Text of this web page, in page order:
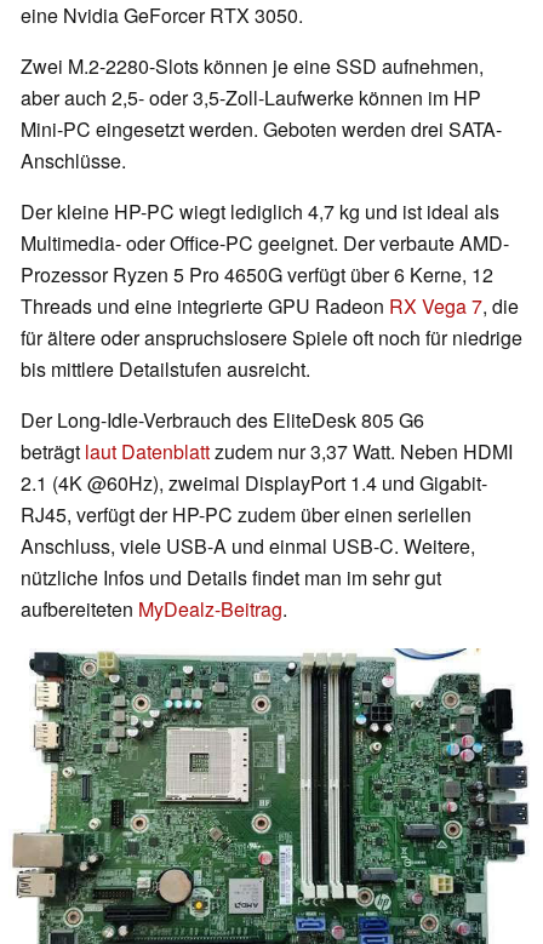
eine Nvidia GeForcer RTX 3050.
Zwei M.2-2280-Slots können je eine SSD aufnehmen,
aber auch 2,5- oder 3,5-Zoll-Laufwerke können im HP
Mini-PC eingesetzt werden. Geboten werden drei SATA-
Anschlüsse.
Der kleine HP-PC wiegt lediglich 4,7 kg und ist ideal als
Multimedia- oder Office-PC geeignet. Der verbaute AMD-
Prozessor Ryzen 5 Pro 4650G verfügt über 6 Kerne, 12
Threads und eine integrierte GPU Radeon RX Vega 7, die
für ältere oder anspruchslosere Spiele oft noch für niedrige
bis mittlere Detailstufen ausreicht.
Der Long-Idle-Verbrauch des EliteDesk 805 G6
beträgt laut Datenblattzudem nur 3,37 Watt. Neben HDMI
2.1 (4K @60Hz), zweimal DisplayPort 1.4 und Gigabit-
RJ45, verfügt der HP-PC zudem über einen seriellen
Anschluss, viele USB-A und einmal USB-C. Weitere,
nützliche Infos und Details findet man im sehr gut
aufbereiteten MyDealz-Beitrag.